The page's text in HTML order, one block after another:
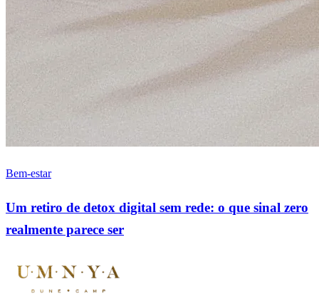
Bem-estar
Um retiro de detox digital sem rede: o que sinal zero
realmente parece ser